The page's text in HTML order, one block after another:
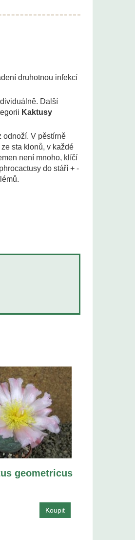
druhotnou infekcí
Další
Kaktusy
odnoží. V pěstírně
sta klonů, v každé
není mnoho, klíčí
do stáří + -
geometricus